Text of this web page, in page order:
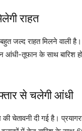
राहत
जल्द राहत मिलने
आंधी-तूफान के साथ बारिश
से चलेगी आंधी
चेतावनी दी गई है।